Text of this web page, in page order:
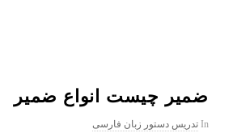
ضمیر چیست انواع ضمیر
In تدریس دستور زبان فارسی